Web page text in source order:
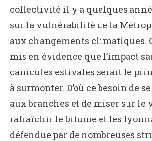
collectivité il y a quelques
sur la vulnérabilité de la
aux changements climatiques.
mis en évidence que l’impact
canicules estivales serait le
à surmonter. D’où ce besoin de
aux branches et de miser sur le
rafraîchir le bitume et les
défendue par de nombreuses